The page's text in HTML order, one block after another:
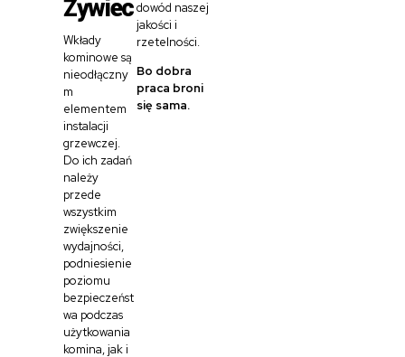
Żywiec
Wkłady
kominowe są
nieodłączny
m
elementem
instalacji
grzewczej.
Do ich zadań
należy
przede
wszystkim
zwiększenie
wydajności,
podniesienie
poziomu
bezpieczeńst
wa podczas
użytkowania
komina, jak i
dowód naszej
jakości i
rzetelności.
Bo dobra
praca broni
się sama.